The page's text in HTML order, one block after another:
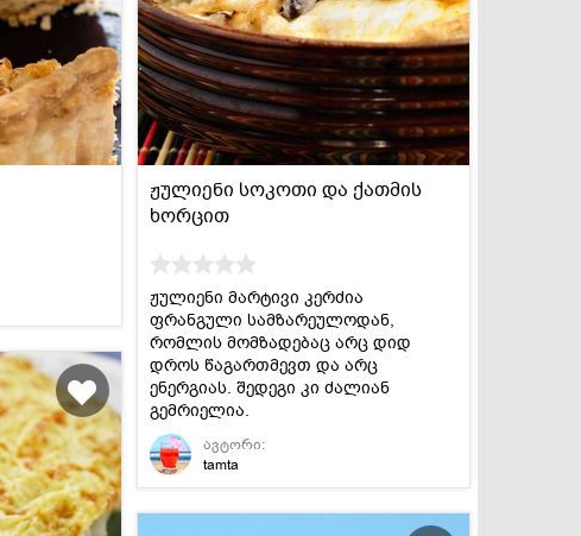
სასმელები
კონსერვი და
სოუსები
ჟულიენი სოკოთი და ქათმის
ხორცით
ჟულიენი მარტივი კერძია
ფრანგული სამზარეულოდან,
რომლის მომზადებაც არც დიდ
დროს წაგართმევთ და არც
ენერგიას. შედეგი კი ძალიან
გემრიელია.
ავტორი:
tamta